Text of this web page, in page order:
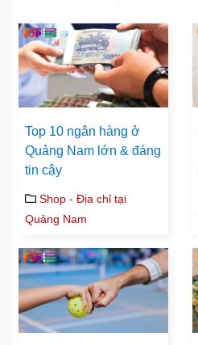
Top 10 ngân hàng ở
Quảng Nam lớn & đáng
tin cậy
Shop - Địa chỉ tại
Quảng Nam